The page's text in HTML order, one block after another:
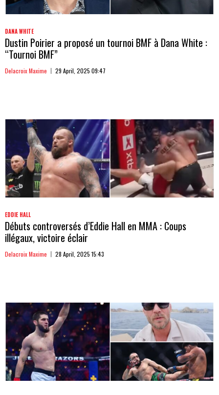
DANA WHITE
Dustin Poirier a proposé un tournoi BMF à Dana White :
“Tournoi BMF”
Delacroix Maxime 29 April, 2025 09:47
EDDIE HALL
Débuts controversés d’Eddie Hall en MMA : Coups
illégaux, victoire éclair
Delacroix Maxime 28 April, 2025 15:43